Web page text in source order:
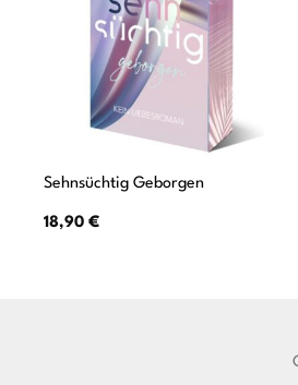
Sehnsüchtig Geborgen
18,90 €